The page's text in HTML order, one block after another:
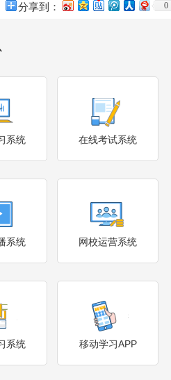
分享到： 0
系统 在线考试系统
系统 网校运营系统
系统 移动学习APP